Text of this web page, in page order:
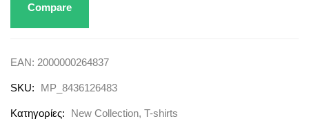
Compare
EAN: 2000000264837
SKU: MP_8436126483
Κατηγορίες: New Collection, T-shirts